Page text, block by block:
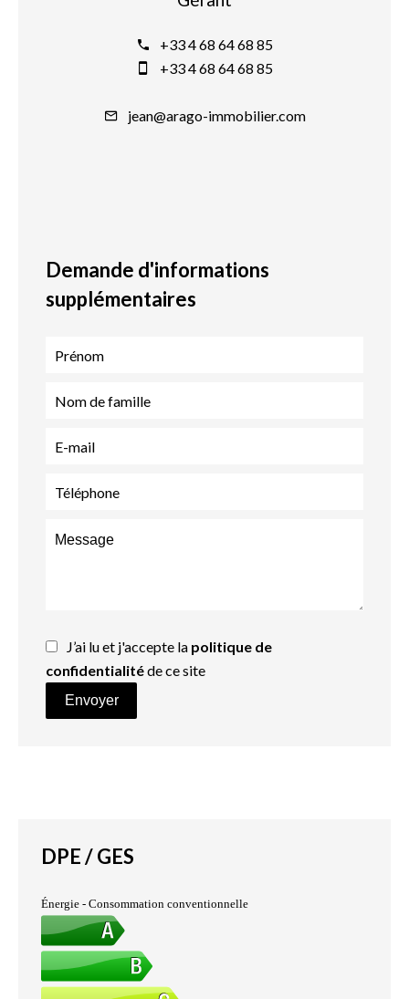
+33 4 68 64 68 85
+33 4 68 64 68 85
jean@arago-immobilier.com
Demande d'informations
supplémentaires
J’ai lu et j'accepte la politique de
confidentialitéde ce site
Envoyer
DPE / GES
Énergie - Consommation conventionnelle